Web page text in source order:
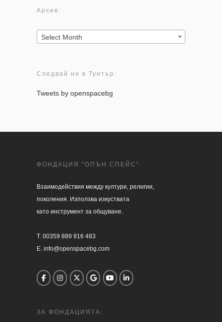
Архив:
Архив:
Select Month
Следвай ни в Туитър:
Tweets by openspacebg
ФОНДАЦИЯ "ОПЪН СПЕЙС"
Взаимодействия между култури, религии,
поколения. Използва изкуствата
като инструмент за общуване.
T. 00359 889 916 483
E. info@openspacebg.com
ЗА ФОНДАЦИЯТА: